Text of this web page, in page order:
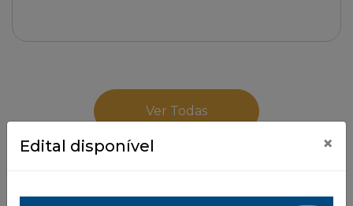
Ver Todas
Edital disponível ×